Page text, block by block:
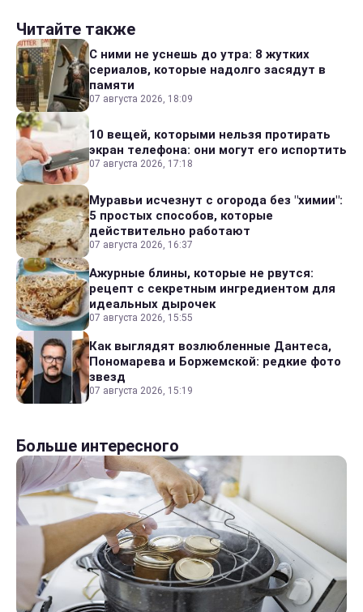
Читайте также
С ними не уснешь до утра: 8 жутких
сериалов, которые надолго засядут в
памяти
07 августа 2026, 18:09
10 вещей, которыми нельзя протирать
экран телефона: они могут его испортить
07 августа 2026, 17:18
Муравьи исчезнут с огорода без "химии":
5 простых способов, которые
действительно работают
07 августа 2026, 16:37
Ажурные блины, которые не рвутся:
рецепт с секретным ингредиентом для
идеальных дырочек
07 августа 2026, 15:55
Как выглядят возлюбленные Дантеса,
Пономарева и Боржемской: редкие фото
звезд
07 августа 2026, 15:19
Больше интересного